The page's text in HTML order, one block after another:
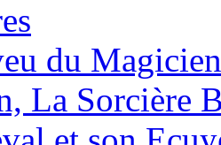
du Magicien
La Sorcière